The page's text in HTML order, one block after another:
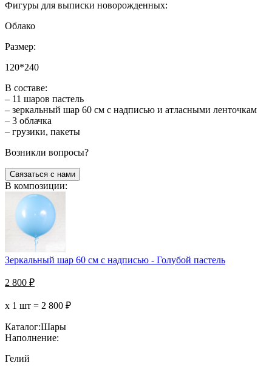
Фигуры для выписки новорожденных:
Облако
Размер:
120*240
В составе:
– 11 шаров пастель
– зеркальный шар 60 см с надписью и атласными ленточкам
– 3 облачка
– грузики, пакеты
Возникли вопросы?
Связаться с нами
В композиции:
Зеркальный шар 60 см с надписью - Голубой пастель
2 800 ₽
х 1 шт = 2 800 ₽
Каталог:Шары
Наполнение:
Гелий